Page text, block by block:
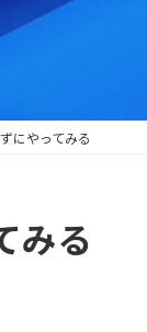
にやってみる
みる